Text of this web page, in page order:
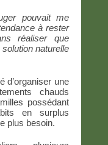
pouvait me
à rester
réaliser que
naturelle
d’organiser une
chauds
possédant
en surplus
plus besoin.